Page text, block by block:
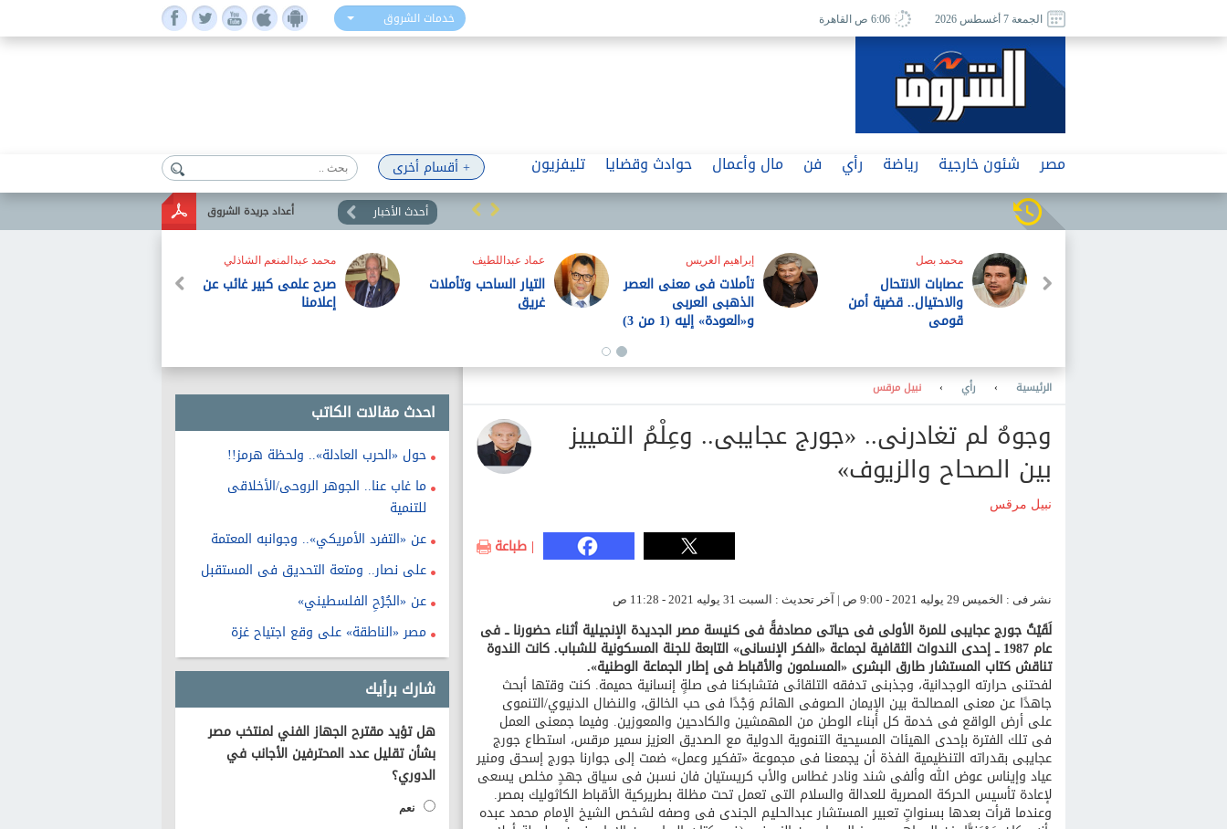
خدمات الشروق الجمعة 7 أغسطس 2026 6:06 ص القاهرة
+ أقسام أخرى مصر شئون خارجية رياضة رأي فن مال وأعمال حوادث وقضايا تليفزيون
أعداد جريدة الشروق أحدث الأخبار
محمد بصل
عصابات الانتحال
والاحتيال.. قضية أمن
قومى
إبراهيم العريس
تأملات فى معنى العصر
الذهبى العربى
و«العودة» إليه (1 من 3)
عماد عبداللطيف
التيار الساحب وتأملات
غريق
محمد عبدالمنعم الشاذلي
صرح علمى كبير غائب عن
إعلامنا
احدث مقالات الكاتب
حول «الحرب العادلة».. ولحظة هرمز!!
ما غاب عنا.. الجوهر الروحى/الأخلاقى
للتنمية
عن «التفرد الأمريكي».. وجوانبه المعتمة
على نصار.. ومتعة التحديق فى المستقبل
عن «الجُرْحِ الفلسطيني»
مصر «الناطقة» على وقع اجتياح غزة
شارك برأيك
هل تؤيد مقترح الجهاز الفني لمنتخب مصر
بشأن تقليل عدد المحترفين الأجانب في
الدوري؟
نعم
الرئيسية › رأي › نبيل مرقس
وجوهٌ لم تغادرنى.. «جورج عجايبى.. وعِلْمُ التمييز
بين الصحاح والزيوف»
نبيل مرقس
| طباعة
نشر فى : الخميس 29 يوليه 2021 - 9:00 ص | آخر تحديث : السبت 31 يوليه 2021 - 11:28 ص
لَقَيْتُ جورج عجايبى للمرة الأولى فى حياتى مصادفةً فى كنيسة مصر الجديدة الإنجيلية أثناء حضورنا ــ فى
عام 1987 ــ إحدى الندوات الثقافية لجماعة «الفكر الإنسانى» التابعة للجنة المسكونية للشباب. كانت الندوة
تناقش كتاب المستشار طارق البشرى «المسلمون والأقباط فى إطار الجماعة الوطنية».
لفحتنى حرارته الوجدانية، وجذبنى تدفقه التلقائى فتشابكنا فى صلةٍ إنسانية حميمة. كنت وقتها أبحث
جاهدًا عن معنى المصالحة بين الإيمان الصوفى الهائم وَجْدًا فى حب الخالق، والنضال الدنيوي/التنموى
على أرض الواقع فى خدمة كل أبناء الوطن من المهمشين والكادحين والمعوزين. وفيما جمعنى العمل
فى تلك الفترة بإحدى الهيئات المسيحية التنموية الدولية مع الصديق العزيز سمير مرقس، استطاع جورج
عجايبى بقدراته التنظيمية الفذة أن يجمعنا فى مجموعة «تفكير وعمل» ضمت إلى جوارنا جورج إسحق ومنير
عياد وإيناس عوض الله وألفى شند ونادر غطاس والأب كريستيان فان نسبن فى سياق جهدٍ مخلص يسعى
لإعادة تأسيس الحركة المصرية للعدالة والسلام التى تعمل تحت مظلة بطريركية الأقباط الكاثوليك بمصر.
وعندما قرأت بعدها بسنواتٍ تعبير المستشار عبدالحليم الجندى فى وصفه لشخص الشيخ الإمام محمد عبده